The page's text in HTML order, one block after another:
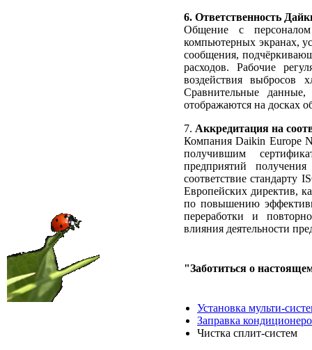
6. Ответственность
Общение с
компьютерных экранах,
сообщения,
расходов. Рабочие
воздействия выбросов
Сравнительные
отображаются на досках
7. Аккредитация на
Компания Daikin Europe
получившим
предприятий
соответствие стандарту
Европейских директив,
по повышению
переработки и
влияния деятельности
"Заботиться о
Установка мульти-
Заправка
Чистка сплит-систем